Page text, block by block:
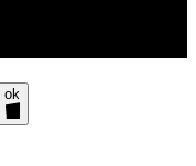
ok